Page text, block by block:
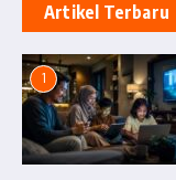
Artikel Terbaru
1